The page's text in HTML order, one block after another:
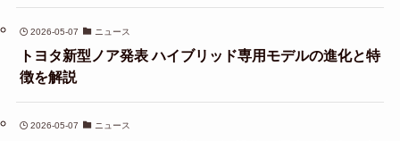
2026-05-07 ニュース
トヨタ新型ノア発表 ハイブリッド専用モデルの進化と特
徴を解説
2026-05-07 ニュース